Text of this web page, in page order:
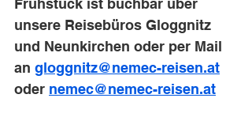
unsere Reisebüros Gloggnitz
und Neunkirchen oder per Mail
an gloggnitz@nemec-reisen.at
oder nemec@nemec-reisen.at